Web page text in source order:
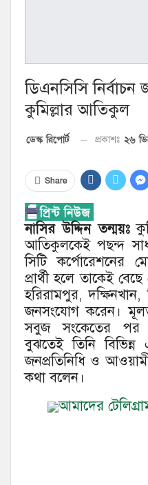
ডিএনসিসি
কুমিল্লার আতিকুল
ডেস্ক রিপোর্ট প্রকাশঃ ২৬
Share
নাসির উদ্দিন তন্ময়ঃ
আতিকুলকেই পছন্দ
সিটি কর্পোরেশনের
প্রার্থী হলে তাকেই
হরিরামপুর,
জনসংযোগ করেন। মূলত
সবুজ সংকেতের পর
বুঝতেই তিনি বিভিন্ন
জনপ্রতিনিধি ও
কথা বলেন।
আমাদের